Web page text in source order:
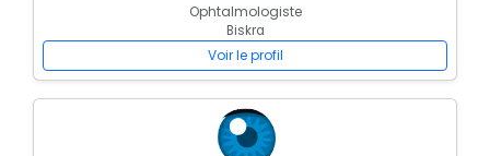
Ophtalmologiste
Biskra
Voir le profil